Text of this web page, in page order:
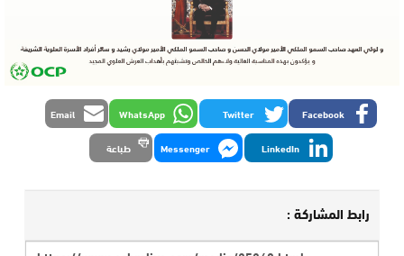
Facebook
Twitter
WhatsApp
Email
LinkedIn
Messenger طباعة
رابط المشاركة :